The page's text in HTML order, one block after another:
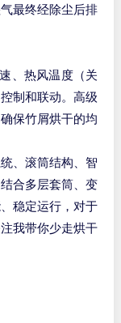
最终经除尘后排
、热风温度（关
制和联动。高级
保竹屑烘干的均
、滚筒结构、智
合多层套筒、变
稳定运行，对于
我带你少走烘干